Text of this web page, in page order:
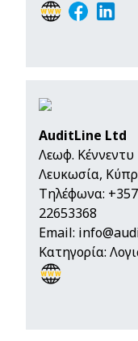
AuditLine Ltd
Λεωφ. Κέννεντυ
Λευκωσία,
Τηλέφωνα:
22653368
Email:
Κατηγορία: